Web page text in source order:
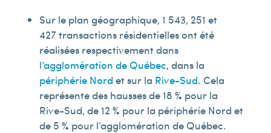
Sur le plan géographique, 1 543, 251 et
427 transactions résidentielles ont été
réalisées respectivement dans
l’agglomération de Québec, dans la
périphérie Nordet sur la Rive-Sud. Cela
représente des hausses de 18 % pour la
Rive-Sud, de 12 % pour la périphérie Nord et
de 5 % pour l’agglomération de Québec.